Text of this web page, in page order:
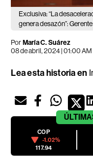
Exclusiva: “La
genera desazón”:
PorMaría C. Suárez
08 de abril, 2024 | 01:00 AM
Lea esta historia en
COP
-1.02%
117.94